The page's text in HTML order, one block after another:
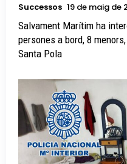
Successos 19 de maig de
Salvament Marítim ha
persones a bord, 8
Santa Pola